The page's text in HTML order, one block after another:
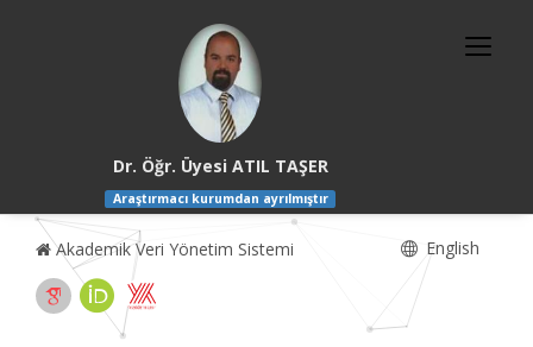
Dr. Öğr. Üyesi ATIL TAŞER
Araştırmacı kurumdan ayrılmıştır
Akademik Veri Yönetim Sistemi English